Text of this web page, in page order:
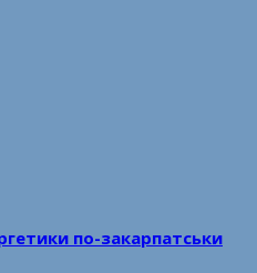
по-закарпатськи